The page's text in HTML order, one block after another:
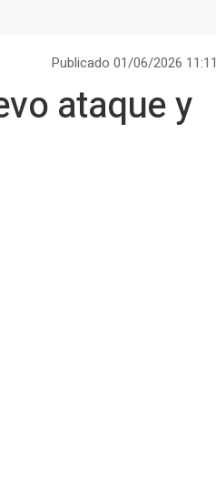
Publicado 01/06/2026 11:11
ataque y